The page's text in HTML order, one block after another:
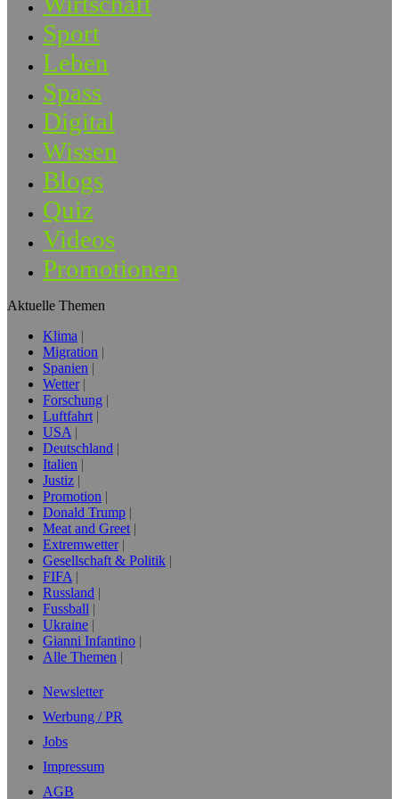
Sport
Leben
Spass
Digital
Wissen
Blogs
Quiz
Videos
Promotionen
Aktuelle Themen
Klima
Migration
Spanien
Wetter
Forschung
Luftfahrt
USA
Deutschland
Italien
Justiz
Promotion
Donald Trump
Meat and Greet
Extremwetter
Gesellschaft & Politik
FIFA
Russland
Fussball
Ukraine
Gianni Infantino
Alle Themen
Newsletter
Werbung / PR
Jobs
Impressum
AGB